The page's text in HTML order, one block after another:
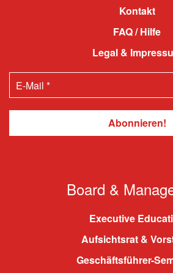
Kontakt
FAQ / Hilfe
Legal &
Board &
Executive
Aufsichtsrat &
Geschäftsführer-